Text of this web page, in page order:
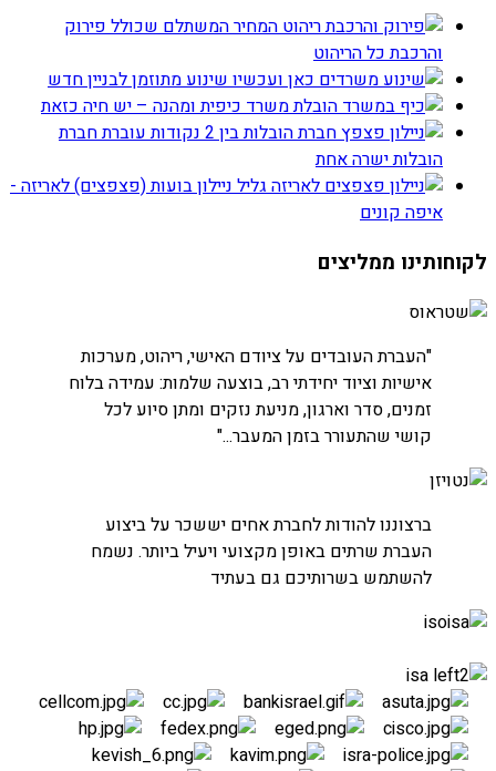
המחיר המשתלם שכולל פירוק
והרכבת כל הריהוט
שינוע מתוזמן לבניין חדש
הובלת משרד כיפית ומהנה – יש חיה כזאת
בין 2 נקודות עוברת חברת
הובלות ישרה אחת
גליל ניילון בועות (פצפצים) לאריזה -
איפה קונים
לקוחותינו ממליצים
חברת שטראוס
"העברת העובדים על ציודם האישי, ריהוט, מערכות
אישיות וציוד יחידתי רב, בוצעה שלמות: עמידה בלוח
זמנים, סדר וארגון, מניעת נזקים ומתן סיוע לכל
קושי שהתעורר בזמן המעבר..."
חברת נטויז'ן
העברת חדרי שרתים
ברצוננו להודות לחברת אחים יששכר על ביצוע
העברת שרתים באופן מקצועי ויעיל ביותר. נשמח
להשתמש בשרותיכם גם בעתיד